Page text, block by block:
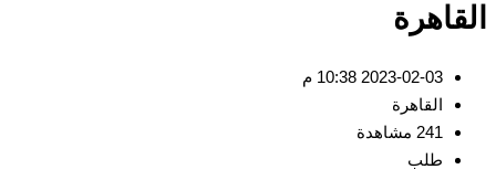
القاهرة
2023-02-03 10:38 م
القاهرة
241 مشاهدة
طلب